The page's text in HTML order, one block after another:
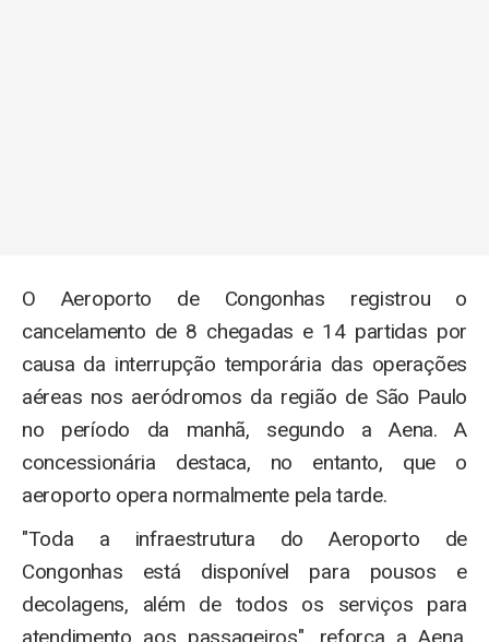
O Aeroporto de Congonhas registrou o
cancelamento de 8 chegadas e 14 partidas por
causa da interrupção temporária das operações
aéreas nos aeródromos da região de São Paulo
no período da manhã, segundo a Aena. A
concessionária destaca, no entanto, que o
aeroporto opera normalmente pela tarde.
"Toda a infraestrutura do Aeroporto de
Congonhas está disponível para pousos e
decolagens, além de todos os serviços para